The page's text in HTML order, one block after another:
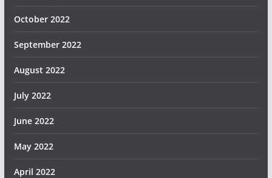
October 2022
September 2022
August 2022
July 2022
June 2022
May 2022
April 2022